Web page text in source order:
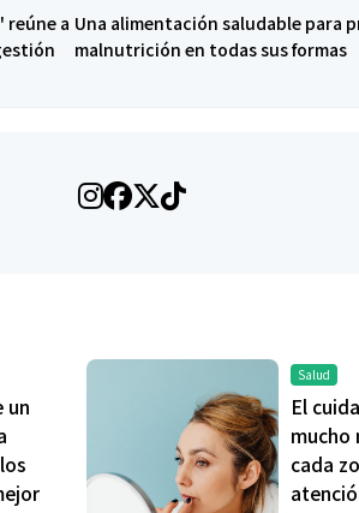
reúne a Una alimentación saludable para
malnutrición en todas sus formas
un
Salud
El
mucho
cada